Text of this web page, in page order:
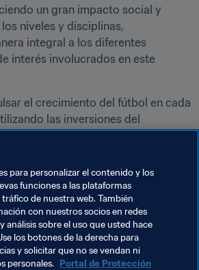
un gran impacto social y
niveles y disciplinas,
integral a los diferentes
interés involucrados en este
el crecimiento del fútbol en cada
las inversiones del
de la FIFA Honduras
para personalizar el contenido y los
funciones a las plataformas
tráfico de nuestra web. También
con nuestros socios en redes
análisis sobre el uso que usted hace
los botones de la derecha para
y solicitar que no se vendan ni
personales. Portal de Protección